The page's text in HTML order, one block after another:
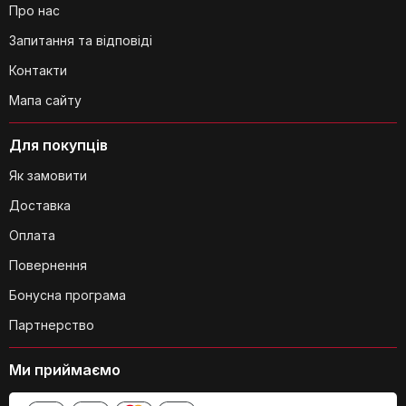
караоке-системи?
змінювати?
Для покупців
Як замовити
Доставка
Оплата
Повернення
Бонусна програма
Партнерство
Про нас
Запитання та відповіді
Контакти
Мапа сайту
Ми приймаємо